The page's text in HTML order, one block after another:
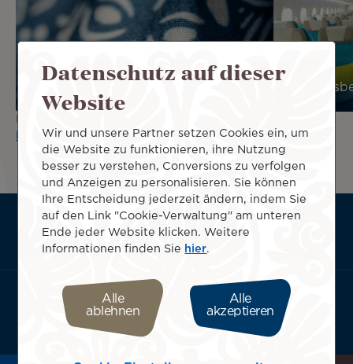
Disabilities Bill of Rights.
ATN:
Footer
menu
Über uns
Useful services
App Air Tahiti Nui herunterladen
Datenschutz auf dieser
Website
Wir und unsere Partner setzen Cookies ein, um
die Website zu funktionieren, ihre Nutzung
besser zu verstehen, Conversions zu verfolgen
und Anzeigen zu personalisieren. Sie können
Ihre Entscheidung jederzeit ändern, indem Sie
auf den Link "Cookie-Verwaltung" am unteren
Ende jeder Website klicken. Weitere
Informationen finden Sie hier.
Alle
ablehnen
Alle
akzeptieren